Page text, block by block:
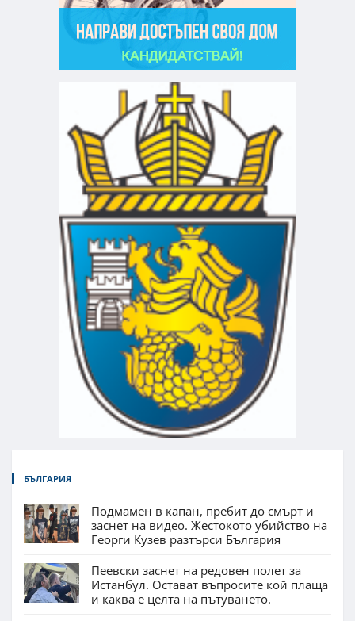
БЪЛГАРИЯ
Подмамен в капан, пребит до смърт и
заснет на видео. Жестокото убийство на
Георги Кузев разтърси България
Пеевски заснет на редовен полет за
Истанбул. Остават въпросите кой плаща
и каква е целта на пътуването.